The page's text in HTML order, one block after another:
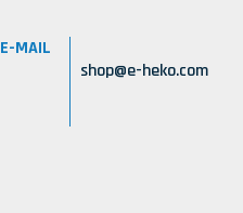
E-MAIL
shop@e-heko.com